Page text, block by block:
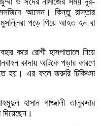
আসেন। কিন্তু রাস্তার
পড়ে গিয়ে আহত হন বা
করে রোগী হাসপাতালে নিয়ে
কাদায় আটকে পড়ার কারণে
হয়। এর ফলে জরুরি চিকিৎসা
হাসান গাজ্জালী তালুকদার